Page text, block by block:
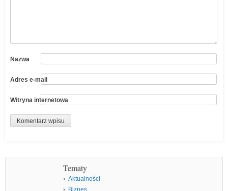
Nazwa
Adres e-mail
Witryna internetowa
Tematy
Aktualności
Biznes